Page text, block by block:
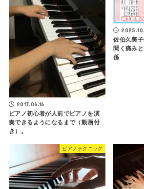
2017.06.16
ピアノ初心者が人前でピアノを演
奏できるようになるまで（動画付
き）。
佐伯久美
聞く痛み
係
ピアノテクニック